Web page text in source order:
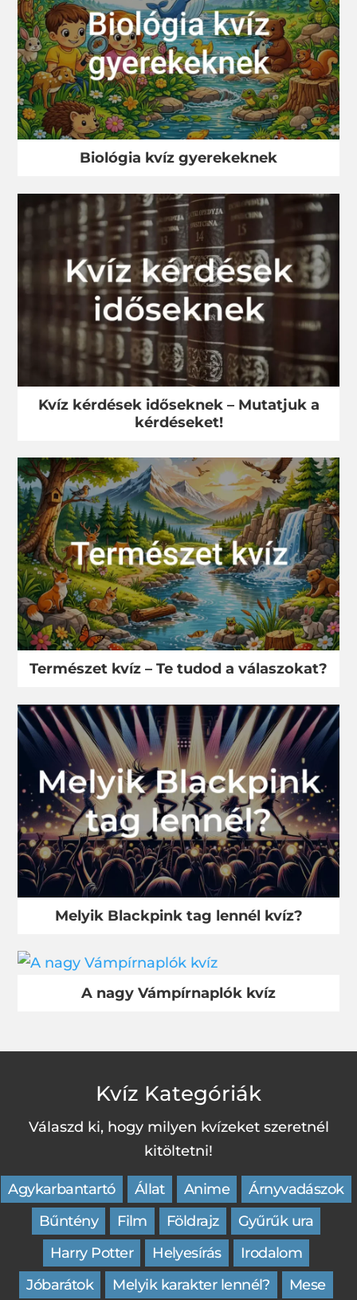
Biológia kvíz gyerekeknek
Kvíz kérdések időseknek – Mutatjuk a
kérdéseket!
Természet kvíz – Te tudod a válaszokat?
Melyik Blackpink tag lennél kvíz?
A nagy Vámpírnaplók kvíz
Kvíz Kategóriák
Válaszd ki, hogy milyen kvízeket szeretnél
kitöltetni!
Agykarbantartó Állat Anime
Árnyvadászok
Bűntény
Film Földrajz
Gyűrűk ura
Harry Potter
Helyesírás
Irodalom
Jóbarátok
Melyik karakter lennél? Mese